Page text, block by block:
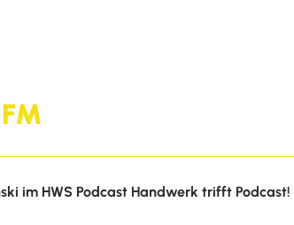
im HWS Podcast Handwerk trifft Podcast!